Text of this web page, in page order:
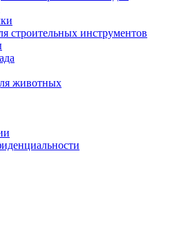
строительных инструментов
животных